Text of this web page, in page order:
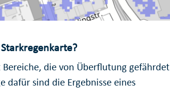
Bereiche, die von Überflutung gefährdet
dafür sind die Ergebnisse eines